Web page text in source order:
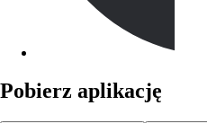
Pobierz aplikację